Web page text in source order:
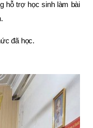
hỗ trợ học sinh làm bài
đã học.